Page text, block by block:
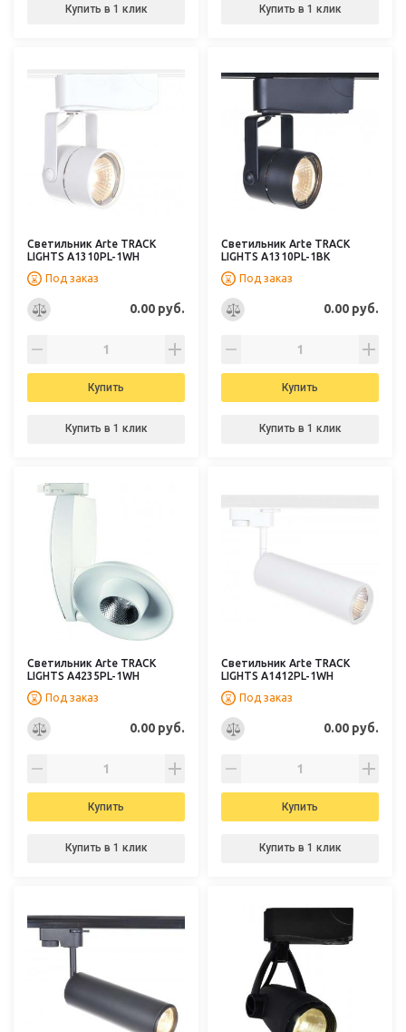
Купить в 1 клик Купить в 1 клик
Светильник Arte TRACK
LIGHTS A1310PL-1WH
Под заказ
0.00 руб.
Купить
Купить в 1 клик
Светильник Arte TRACK
LIGHTS A1310PL-1BK
Под заказ
0.00 руб.
Купить
Купить в 1 клик
Светильник Arte TRACK
LIGHTS A4235PL-1WH
Под заказ
0.00 руб.
Купить
Купить в 1 клик
Светильник Arte TRACK
LIGHTS A1412PL-1WH
Под заказ
0.00 руб.
Купить
Купить в 1 клик